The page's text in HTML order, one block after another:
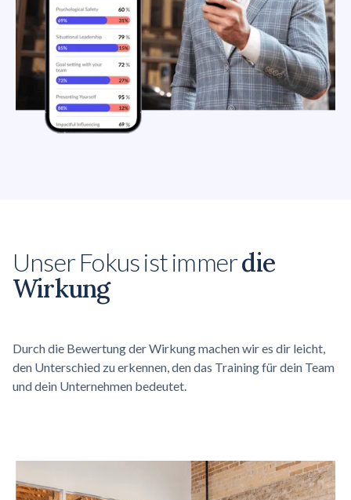
Unser Fokus ist immerdie
Wirkung
Durch die Bewertung der Wirkung machen wir es dir leicht,
den Unterschied zu erkennen, den das Training für dein Team
und dein Unternehmen bedeutet.